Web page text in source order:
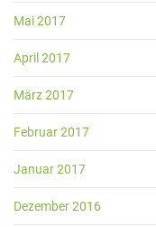
Mai 2017
April 2017
März 2017
Februar 2017
Januar 2017
Dezember 2016